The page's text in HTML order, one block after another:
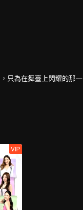
只為在舞臺上閃耀的那一
VIP